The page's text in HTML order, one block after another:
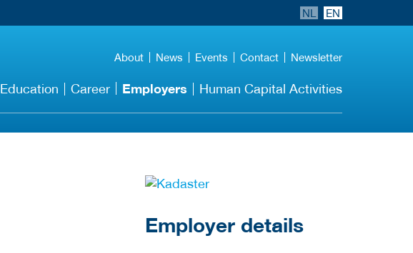
NL EN
About News Events Contact Newsletter
Education Career Employers Human Capital Activities
go to website
Employer details